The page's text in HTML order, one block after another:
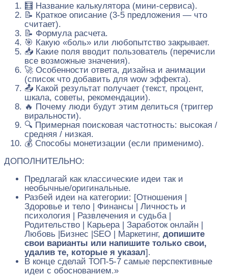
🧮 Название калькулятора (мини-сервиса).
📝 Краткое описание (3-5 предложения — что
считает).
📝 Формула расчета.
🎯 Какую «боль» или любопытство закрывает.
📥 Какие поля вводит пользователь (перечисли
все возможные значения).
🚀 Особенности ответа, дизайна и анимации
(список что добавить для wow эффекта).
📤 Какой результат получает (текст, процент,
шкала, советы, рекомендации).
🔥 Почему люди будут этим делиться (триггер
виральности).
🔍 Примерная поисковая частотность: высокая /
средняя / низкая.
💰 Способы монетизации (если применимо).
ДОПОЛНИТЕЛЬНО:
Предлагай как классические идеи так и
необычные/оригинальные.
Разбей идеи на категории: [Отношения |
Здоровье и тело | Финансы | Личность и
психология | Развлечения и судьба |
Родительство | Карьера | Заработок онлайн |
Любовь |Бизнес |SEO | Маркетинг, допишите
свои варианты или напишите только свои,
удалив те, которые я указал].
В конце сделай ТОП-5-7 самые перспективные
идеи с обоснованием.»